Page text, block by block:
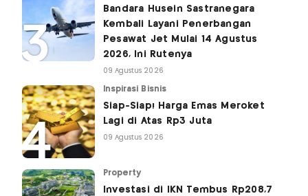
Bandara Husein Sastranegara
Kembali Layani Penerbangan
Pesawat Jet Mulai 14 Agustus
2026, Ini Rutenya
09 Agustus 2026
Inspirasi Bisnis
Siap-Siap! Harga Emas Meroket
Lagi di Atas Rp3 Juta
09 Agustus 2026
Property
Investasi di IKN Tembus Rp208,7